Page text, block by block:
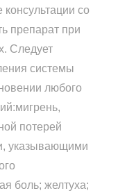
со
препарат при
Следует
системы
любого
потерей
указывающими
боль; желтуха;